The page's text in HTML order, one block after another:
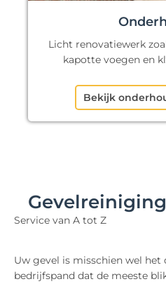
Licht renovatiewerk
kapotte voegen en
Bekijk
Service van A tot Z
Uw gevel is misschien wel
bedrijfspand dat de meeste